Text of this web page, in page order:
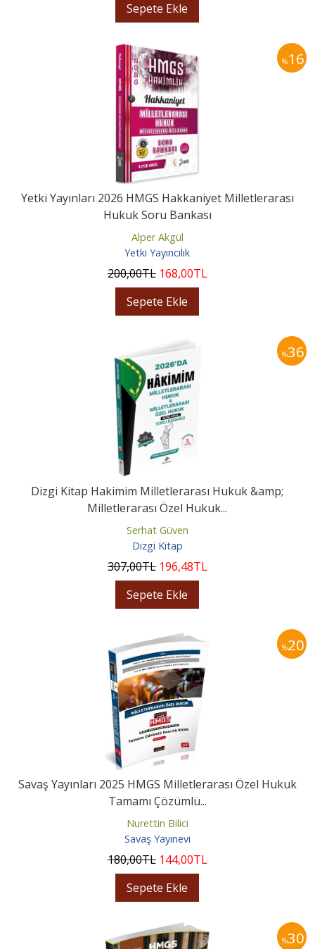
Sepete Ekle
%16
Yetki Yayınları 2026 HMGS Hakkaniyet Milletlerarası
Hukuk Soru Bankası
Alper Akgül
Yetki Yayıncılık
200,00TL 168,00TL
Sepete Ekle
%36
Dizgi Kitap Hakimim Milletlerarası Hukuk &amp;
Milletlerarası Özel Hukuk...
Serhat Güven
Dizgi Kitap
307,00TL 196,48TL
Sepete Ekle
%20
Savaş Yayınları 2025 HMGS Milletlerarası Özel Hukuk
Tamamı Çözümlü...
Nurettin Bilici
Savaş Yayınevi
180,00TL 144,00TL
Sepete Ekle
%30